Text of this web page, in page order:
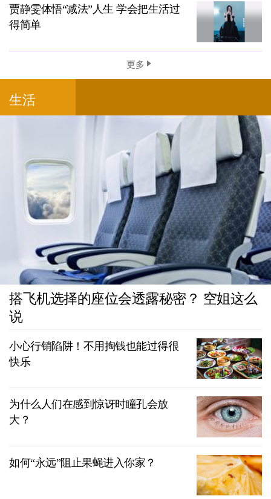
贾静雯体悟“减法”人生 学会把生活过
得简单
更多
生活
搭飞机选择的座位会透露秘密？ 空姐这么
说
小心行销陷阱！不用掏钱也能过得很
快乐
为什么人们在感到惊讶时瞳孔会放
大？
如何“永远”阻止果蝇进入你家？